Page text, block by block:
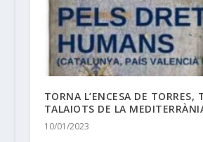
TORNA L’ENCESA DE TORRES,
TALAIOTS DE LA
10/01/2023